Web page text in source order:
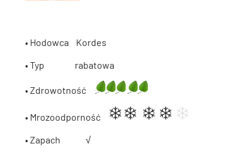
• Hodowca Kordes
• Typ rabatowa
• Zdrowotność
• Mrozoodporność
• Zapach √